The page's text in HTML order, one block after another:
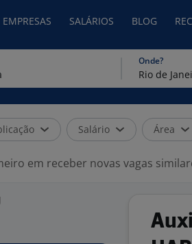
SALÁRIOS BLOG
Onde?
Salário Área
em receber novas vagas